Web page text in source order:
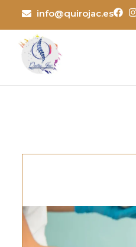
contenido
info@quirojac.es